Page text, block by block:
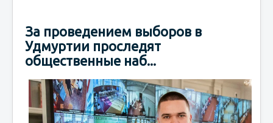
За проведением выборов в
Удмуртии проследят
общественные наб...